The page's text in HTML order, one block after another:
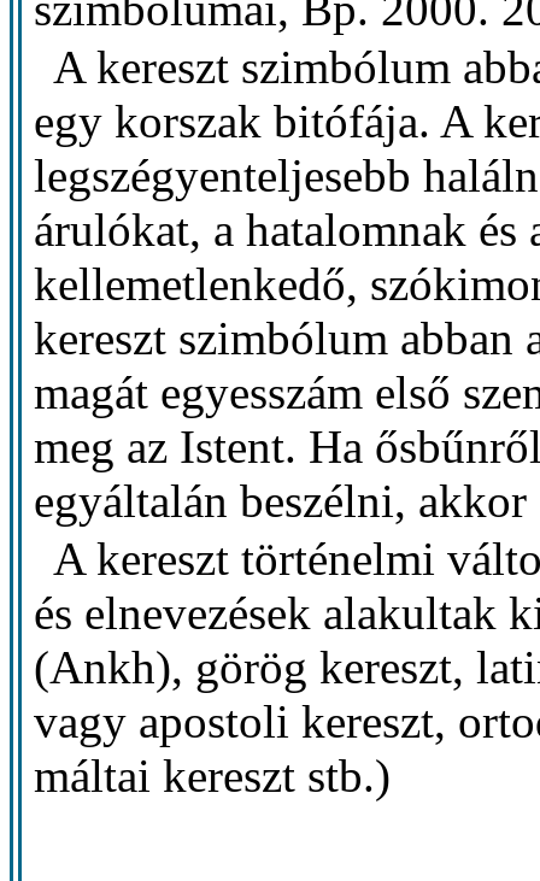
A kereszt szimbólum
egy korszak bitófája. A
legszégyenteljesebb
árulókat, a hatalomnak és
kellemetlenkedő,
kereszt szimbólum abban
magát egyesszám első
meg az Istent. Ha
egyáltalán beszélni,
A kereszt történelmi
és elnevezések alakultak
(Ankh), görög kereszt,
vagy apostoli kereszt,
máltai kereszt stb.)